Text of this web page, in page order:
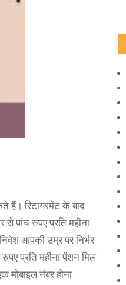
हैं। रिटायरमेंट के बाद
पांच रुपए प्रति महीना
आपकी उम्र पर निर्भर
प्रति महीना पेंशन मिल
नंबर होना